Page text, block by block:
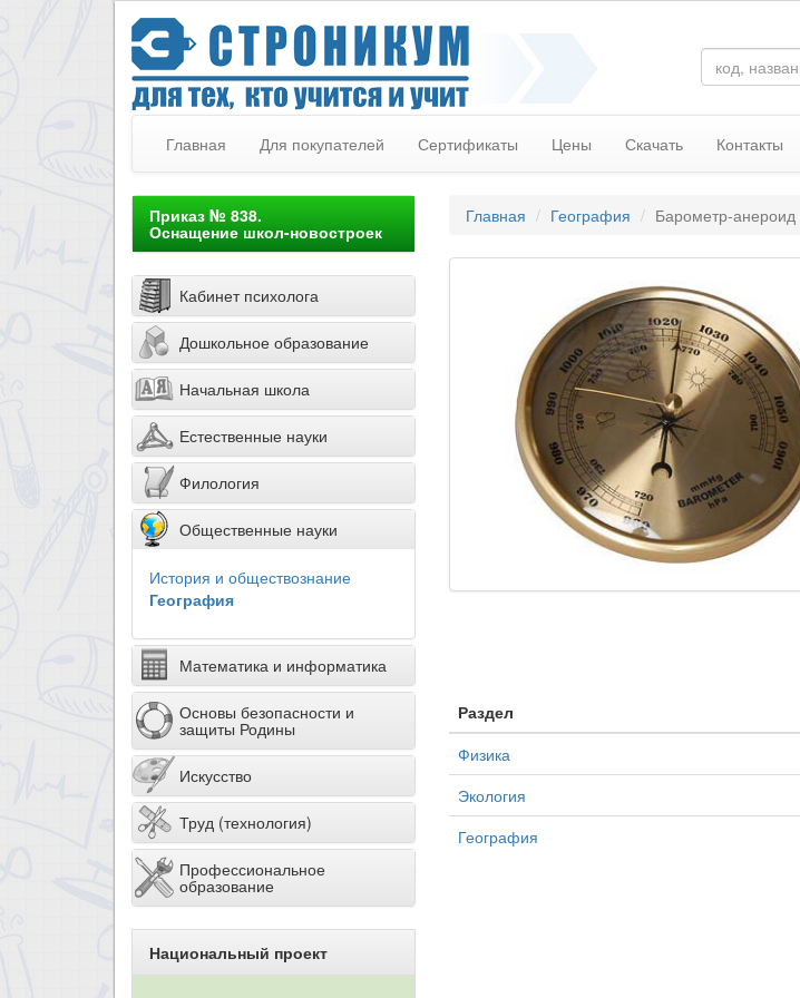
Главная Для покупателей Сертификаты Цены Скачать Контакты
Приказ № 838.
Оснащение школ-новостроек
Кабинет психолога
Дошкольное образование
Начальная школа
Естественные науки
Филология
Общественные науки
История и обществознание
География
Математика и информатика
Основы безопасности и
защиты Родины
Искусство
Труд (технология)
Профессиональное
образование
Национальный проект
Главная География Барометр-анероид
Раздел
Физика
Экология
География